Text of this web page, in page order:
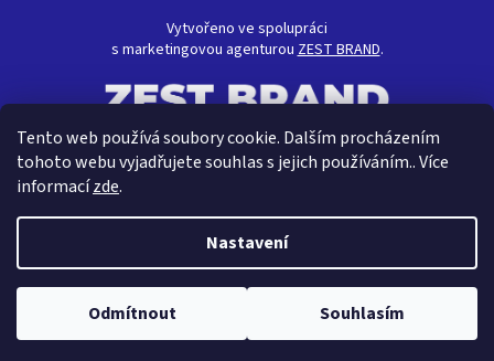
Tento web používá soubory cookie. Dalším procházením
tohoto webu vyjadřujete souhlas s jejich používáním.. Více
informacízde.
Nastavení
Odmítnout Souhlasím
Vytvořeno ve spolupráci
s marketingovou agenturouZEST BRAND.
Vytvořil Shoptet
Copyright 2026CRAVT koupelny s.r.o. . Všechna práva vyhrazena.